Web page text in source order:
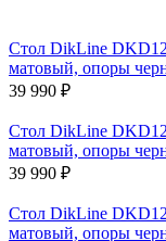
Стол DikLine
матовый, опоры
39 990 ₽
Стол DikLine
матовый, опоры
39 990 ₽
Стол DikLine
матовый, опоры